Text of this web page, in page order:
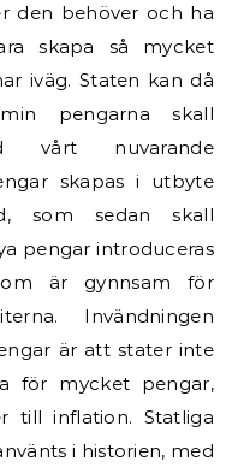
den behöver och ha
skapa så mycket
iväg. Staten kan då
pengarna skall
vårt nuvarande
skapas i utbyte
som sedan skall
pengar introduceras
är gynnsam för
Invändningen
är att stater inte
för mycket pengar,
till inflation. Statliga
i historien, med